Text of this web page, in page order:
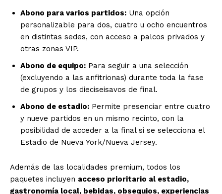
Estados
Aguascalientes Baja California
Baja California Sur Campeche
Chiapas
Colima Durango
Estado de México
Guanajuato
Guerrero Hidalgo
Jalisco
Michoacán
Zacatecas Yucatán Veracruz
Abono para varios partidos: Una opción
personalizable para dos, cuatro u ocho encuentros
en distintas sedes, con acceso a palcos privados y
otras zonas VIP.
Abono de equipo: Para seguir a una selección
(excluyendo a las anfitrionas) durante toda la fase
de grupos y los dieciseisavos de final.
Abono de estadio: Permite presenciar entre cuatro
y nueve partidos en un mismo recinto, con la
posibilidad de acceder a la final si se selecciona el
Estadio de Nueva York/Nueva Jersey.
Además de las localidades premium, todos los
paquetes incluyen acceso prioritario al estadio,
gastronomía local, bebidas, obsequios, experiencias